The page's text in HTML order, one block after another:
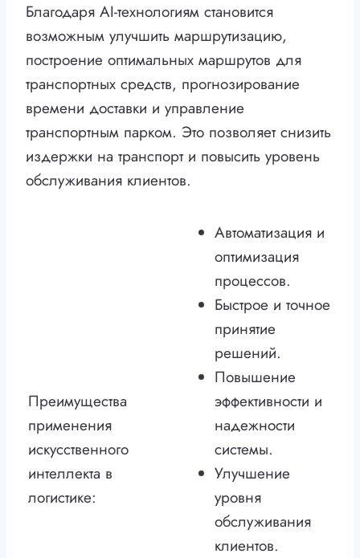
Благодаря AI-технологиям становится
возможным улучшить маршрутизацию,
построение оптимальных маршрутов для
транспортных средств, прогнозирование
времени доставки и управление
транспортным парком. Это позволяет снизить
издержки на транспорт и повысить уровень
обслуживания клиентов.
Преимущества
применения
искусственного
интеллекта в
логистике:
Автоматизация и
оптимизация
процессов.
Быстрое и точное
принятие
решений.
Повышение
эффективности и
надежности
системы.
Улучшение
уровня
обслуживания
клиентов.